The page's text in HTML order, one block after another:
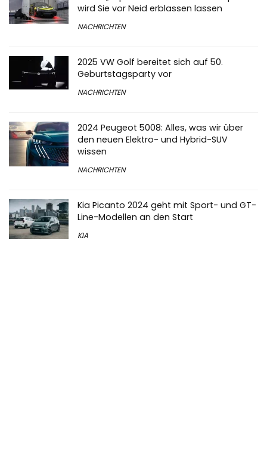
wird Sie vor Neid erblassen lassen
NACHRICHTEN
2025 VW Golf bereitet sich auf 50.
Geburtstagsparty vor
NACHRICHTEN
2024 Peugeot 5008: Alles, was wir über
den neuen Elektro- und Hybrid-SUV
wissen
NACHRICHTEN
Kia Picanto 2024 geht mit Sport- und GT-
Line-Modellen an den Start
KIA